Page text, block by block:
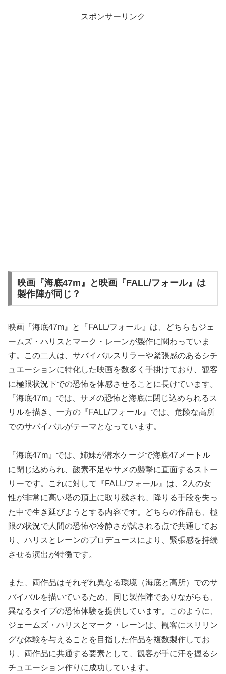
スポンサーリンク
映画『海底47m』と映画『FALL/フォール』は
製作陣が同じ？
映画『海底47m』と『FALL/フォール』は、どちらもジェ
ームズ・ハリスとマーク・レーンが製作に関わっていま
す。この二人は、サバイバルスリラーや緊張感のあるシチ
ュエーションに特化した映画を数多く手掛けており、観客
に極限状況下での恐怖を体感させることに長けています。
『海底47m』では、サメの恐怖と海底に閉じ込められるス
リルを描き、一方の『FALL/フォール』では、危険な高所
でのサバイバルがテーマとなっています。
『海底47m』では、姉妹が潜水ケージで海底47メートル
に閉じ込められ、酸素不足やサメの襲撃に直面するストー
リーです。これに対して『FALL/フォール』は、2人の女
性が非常に高い塔の頂上に取り残され、降りる手段を失っ
た中で生き延びようとする内容です。どちらの作品も、極
限の状況で人間の恐怖や冷静さが試される点で共通してお
り、ハリスとレーンのプロデュースにより、緊張感を持続
させる演出が特徴です。
また、両作品はそれぞれ異なる環境（海底と高所）でのサ
バイバルを描いているため、同じ製作陣でありながらも、
異なるタイプの恐怖体験を提供しています。このように、
ジェームズ・ハリスとマーク・レーンは、観客にスリリン
グな体験を与えることを目指した作品を複数製作してお
り、両作品に共通する要素として、観客が手に汗を握るシ
チュエーション作りに成功しています。